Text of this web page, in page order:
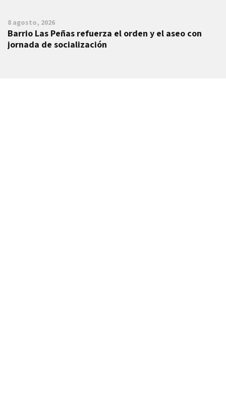
8 agosto, 2026
Barrio Las Peñas refuerza el orden y el aseo con
jornada de socialización